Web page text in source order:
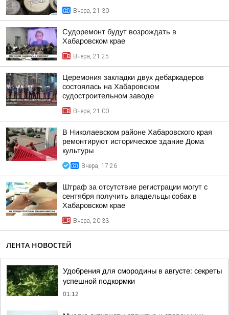
Вчера, 21:30
Судоремонт будут возрождать в
Хабаровском крае
Вчера, 21:25
Церемония закладки двух дебаркадеров
состоялась на Хабаровском
судостроительном заводе
Вчера, 21:00
В Николаевском районе Хабаровского края
ремонтируют историческое здание Дома
культуры
Вчера, 17:26
Штраф за отсутствие регистрации могут с
сентября получить владельцы собак в
Хабаровском крае
Вчера, 20:33
ЛЕНТА НОВОСТЕЙ
Удобрения для смородины в августе: секреты
успешной подкормки
01:12